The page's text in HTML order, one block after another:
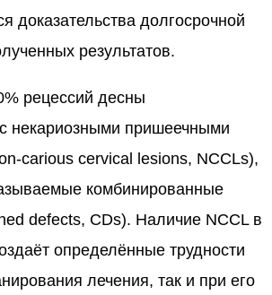
доказательства долгосрочной
результатов.
рецессий десны
некариозными пришеечными
carious cervical lesions, NCCLs),
комбинированные
defects, CDs). Наличие NCCL в
определённые трудности
лечения, так и при его